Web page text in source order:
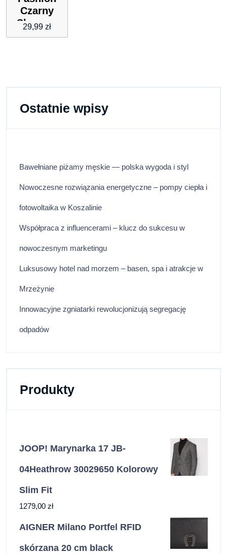
Czarny
Shopper
Happiness
29,99 zł
Ostatnie wpisy
Bawełniane piżamy męskie — polska wygoda i styl
Nowoczesne rozwiązania energetyczne – pompy ciepła i
fotowoltaika w Koszalinie
Współpraca z influencerami – klucz do sukcesu w
nowoczesnym marketingu
Luksusowy hotel nad morzem – basen, spa i atrakcje w
Mrzeżynie
Innowacyjne zgniatarki rewolucjonizują segregację
odpadów
Produkty
JOOP! Marynarka 17 JB-
04Heathrow 30029650 Kolorowy
Slim Fit
1279,00 zł
AIGNER Milano Portfel RFID
skórzana 20 cm black